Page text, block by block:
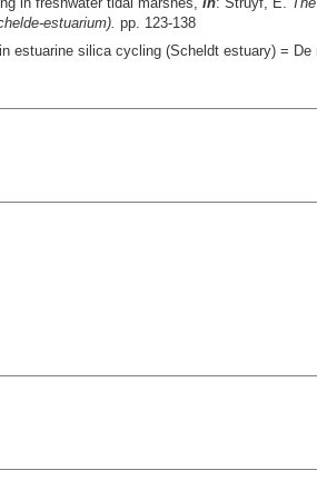
estuarium). pp. 123-138
estuarine silica cycling (Scheldt estuary) =